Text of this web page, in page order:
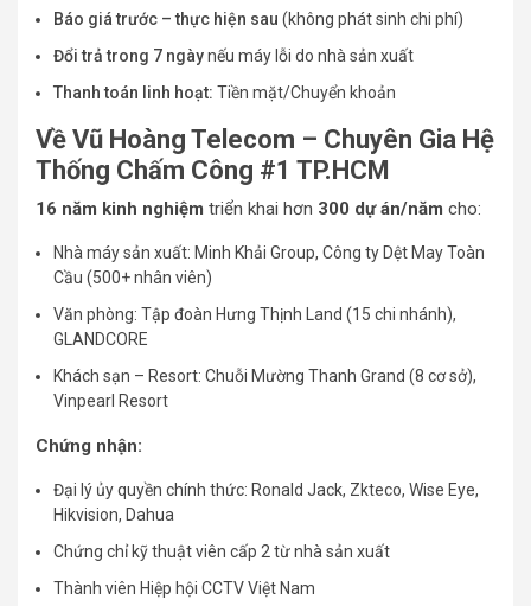
Báo giá trước – thực hiện sau (không phát sinh chi phí)
Đổi trả trong 7 ngàynếu máy lỗi do nhà sản xuất
Thanh toán linh hoạt: Tiền mặt/Chuyển khoản
Về Vũ Hoàng Telecom – Chuyên Gia Hệ
Thống Chấm Công #1 TP.HCM
16 năm kinh nghiệm triển khai hơn 300 dự án/năm cho:
Nhà máy sản xuất: Minh Khải Group, Công ty Dệt May Toàn
Cầu (500+ nhân viên)
Văn phòng: Tập đoàn Hưng Thịnh Land (15 chi nhánh),
GLANDCORE
Khách sạn – Resort: Chuỗi Mường Thanh Grand (8 cơ sở),
Vinpearl Resort
Chứng nhận:
Đại lý ủy quyền chính thức: Ronald Jack, Zkteco, Wise Eye,
Hikvision, Dahua
Chứng chỉ kỹ thuật viên cấp 2 từ nhà sản xuất
Thành viên Hiệp hội CCTV Việt Nam